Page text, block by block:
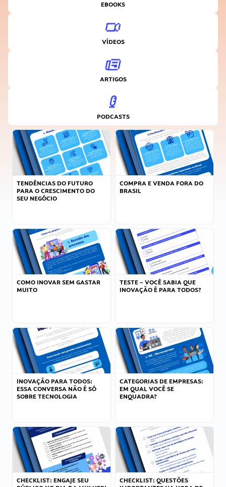
EBOOKS
VÍDEOS
ARTIGOS
PODCASTS
TENDÊNCIAS DO FUTURO
PARA O CRESCIMENTO DO
SEU NEGÓCIO
COMPRA E VENDA FORA DO
BRASIL
COMO INOVAR SEM GASTAR
MUITO
TESTE – VOCÊ SABIA QUE
INOVAÇÃO É PARA TODOS?
INOVAÇÃO PARA TODOS:
ESSA CONVERSA NÃO É SÓ
SOBRE TECNOLOGIA
CATEGORIAS DE EMPRESAS:
EM QUAL VOCÊ SE
ENQUADRA?
CHECKLIST: ENGAJE SEU
CHECKLIST: QUESTÕES